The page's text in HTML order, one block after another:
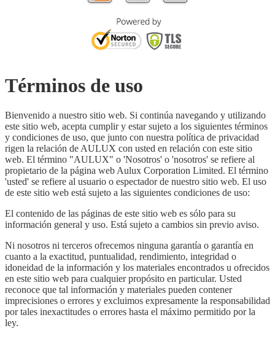
Términos de uso
Bienvenido a nuestro sitio web. Si continúa navegando y utilizando
este sitio web, acepta cumplir y estar sujeto a los siguientes términos
y condiciones de uso, que junto con nuestra política de privacidad
rigen la relación de AULUX con usted en relación con este sitio
web. El término "AULUX" o 'Nosotros' o 'nosotros' se refiere al
propietario de la página web Aulux Corporation Limited. El término
'usted' se refiere al usuario o espectador de nuestro sitio web. El uso
de este sitio web está sujeto a las siguientes condiciones de uso:
El contenido de las páginas de este sitio web es sólo para su
información general y uso. Está sujeto a cambios sin previo aviso.
Ni nosotros ni terceros ofrecemos ninguna garantía o garantía en
cuanto a la exactitud, puntualidad, rendimiento, integridad o
idoneidad de la información y los materiales encontrados u ofrecidos
en este sitio web para cualquier propósito en particular. Usted
reconoce que tal información y materiales pueden contener
imprecisiones o errores y excluimos expresamente la responsabilidad
por tales inexactitudes o errores hasta el máximo permitido por la
ley.